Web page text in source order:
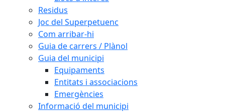
Residus
Joc del Superpetuenc
Com arribar-hi
Guia de carrers / Plànol
Guia del municipi
Equipaments
Entitats i associacions
Emergències
Informació del municipi